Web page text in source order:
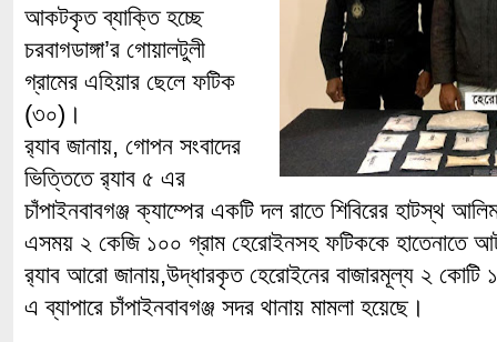
আকটকৃত ব্যাক্তি হচ্ছে
চরবাগডাঙ্গা’র গোয়ালটুলী
গ্রামের এহিয়ার ছেলে ফটিক
(৩০)।
র‌্যাব জানায়, গোপন সংবাদের
ভিত্তিতে র‌্যাব ৫ এর
চাঁপাইনবাবগঞ্জ ক্যাম্পের একটি দল রাতে শিবিরের হাটস্থ
এসময় ২ কেজি ১০০ গ্রাম হেরোইনসহ ফটিককে হাতেনাতে
র‌্যাব আরো জানায়,উদ্ধারকৃত হেরোইনের বাজারমূল্য ২ কোটি
এ ব্যাপারে চাঁপাইনবাবগঞ্জ সদর থানায় মামলা হয়েছে।